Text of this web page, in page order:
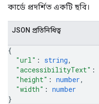
কার্ডে প্রদর্শিত একটি ছবি।
JSON প্রতিনিধিত্ব
{
"url" : string,
"accessibilityText" :
"height" : number,
"width" : number
}